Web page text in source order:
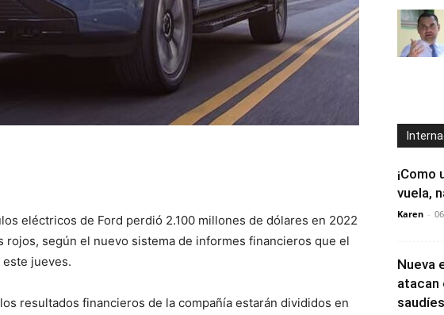
eléctricos de Ford perdió 2.100 millones de dólares en 2022
rojos, según el nuevo sistema de informes financieros que el
jueves.
resultados financieros de la compañía estarán divididos en
¡Como
vuela,
Karen -
Nueva
atacan
saudíes